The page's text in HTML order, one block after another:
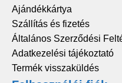
Ajándékkártya
Szállítás és fizetés
Általános Szerződési
Adatkezelési tájékoztató
Termék visszaküldés